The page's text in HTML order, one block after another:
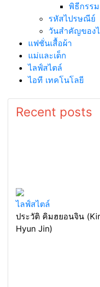
พิธีกรร
รหัสไปรษณีย์
วันสำคัญของ
แฟชั่นเสื้อผ้า
แม่และเด็ก
ไลฟ์สไตล์
ไอที เทคโนโลยี
Recent posts
ไลฟ์สไตล์
ประวัติ คิมฮยอนจิน
Hyun Jin)